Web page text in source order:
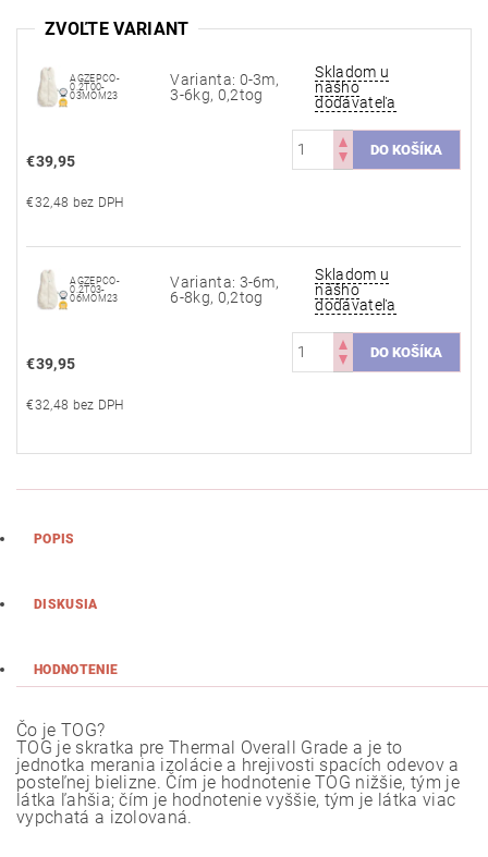
ZVOĽTE VARIANT
AGZEPCO-
0.2T00-
03MOM23
Varianta: 0-3m,
3-6kg, 0,2tog
Skladom u
nášho
dodávateľa
€39,95
€32,48 bez DPH
AGZEPCO-
0.2T03-
06MOM23
Varianta: 3-6m,
6-8kg, 0,2tog
Skladom u
nášho
dodávateľa
€39,95
€32,48 bez DPH
POPIS
DISKUSIA
HODNOTENIE
Čo je TOG?
TOG je skratka pre Thermal Overall Grade a je to
jednotka merania izolácie a hrejivosti spacích odevov a
posteľnej bielizne. Čím je hodnotenie TOG nižšie, tým je
látka ľahšia; čím je hodnotenie vyššie, tým je látka viac
vypchatá a izolovaná.